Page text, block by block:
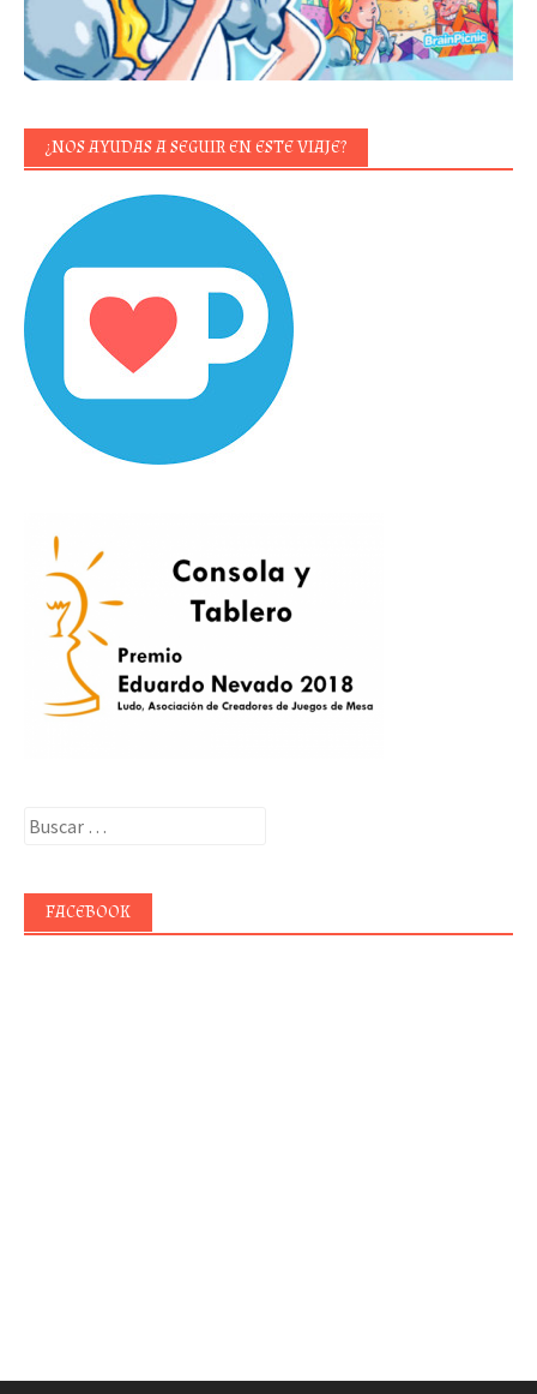
¿NOS AYUDAS A SEGUIR EN ESTE VIAJE?
Buscar:
FACEBOOK